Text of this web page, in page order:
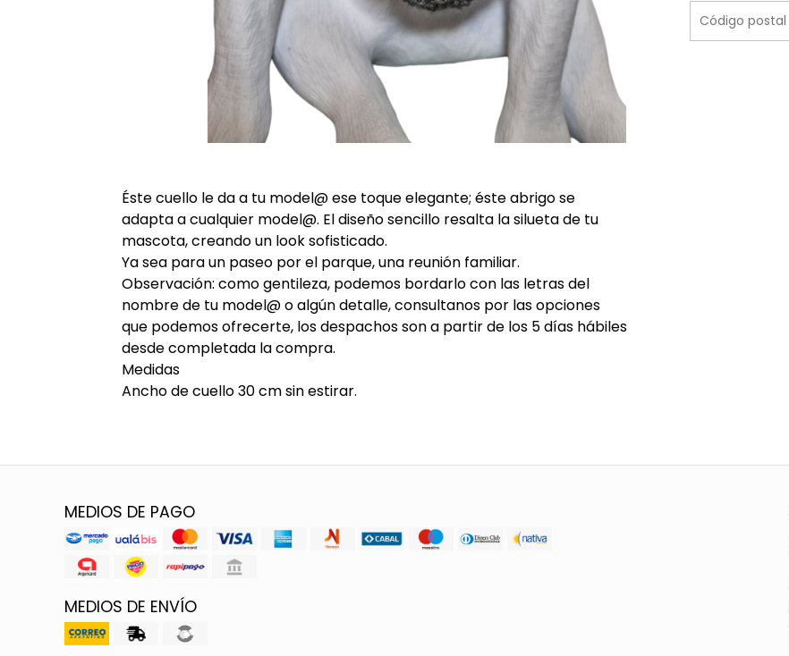
Éste cuello le da a tu model@ ese toque elegante; éste abrigo se
adapta a cualquier model@. El diseño sencillo resalta la silueta de tu
mascota, creando un look sofisticado.
Ya sea para un paseo por el parque, una reunión familiar.
Observación: como gentileza, podemos bordarlo con las letras del
nombre de tu model@ o algún detalle, consultanos por las opciones
que podemos ofrecerte, los despachos son a partir de los 5 días hábiles
desde completada la compra.
Medidas
Ancho de cuello 30 cm sin estirar.
MEDIOS DE PAGO
MEDIOS DE ENVÍO